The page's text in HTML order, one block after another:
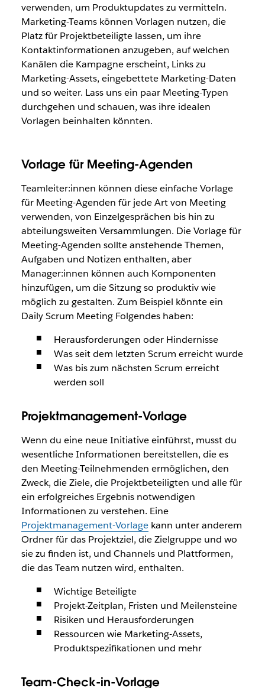
verwenden, um Produktupdates zu vermitteln.
Marketing-Teams können Vorlagen nutzen, die
Platz für Projektbeteiligte lassen, um ihre
Kontaktinformationen anzugeben, auf welchen
Kanälen die Kampagne erscheint, Links zu
Marketing-Assets, eingebettete Marketing-Daten
und so weiter. Lass uns ein paar Meeting-Typen
durchgehen und schauen, was ihre idealen
Vorlagen beinhalten könnten.
Vorlage für Meeting-Agenden
Teamleiter:innen können diese einfache Vorlage
für Meeting-Agenden für jede Art von Meeting
verwenden, von Einzelgesprächen bis hin zu
abteilungsweiten Versammlungen. Die Vorlage für
Meeting-Agenden sollte anstehende Themen,
Aufgaben und Notizen enthalten, aber
Manager:innen können auch Komponenten
hinzufügen, um die Sitzung so produktiv wie
möglich zu gestalten. Zum Beispiel könnte ein
Daily Scrum Meeting Folgendes haben:
Herausforderungen oder Hindernisse
Was seit dem letzten Scrum erreicht wurde
Was bis zum nächsten Scrum erreicht
werden soll
Projektmanagement-Vorlage
Wenn du eine neue Initiative einführst, musst du
wesentliche Informationen bereitstellen, die es
den Meeting-Teilnehmenden ermöglichen, den
Zweck, die Ziele, die Projektbeteiligten und alle für
ein erfolgreiches Ergebnis notwendigen
Informationen zu verstehen. Eine
Projektmanagement-Vorlagekann unter anderem
Ordner für das Projektziel, die Zielgruppe und wo
sie zu finden ist, und Channels und Plattformen,
die das Team nutzen wird, enthalten.
Wichtige Beteiligte
Projekt-Zeitplan, Fristen und Meilensteine
Risiken und Herausforderungen
Ressourcen wie Marketing-Assets,
Produktspezifikationen und mehr
Team-Check-in-Vorlage